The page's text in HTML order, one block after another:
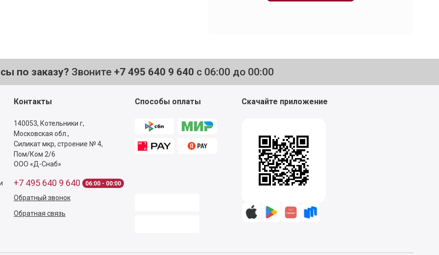
по заказу? Звоните +7 495 640 9 640 с 06:00 до 00:00
Контакты
140053, Котельники г,
Московская обл.,
Силикат мкр, строение № 4,
Пом/Ком 2/6
ООО «Д-Снаб»
+7 495 640 9 640 06:00 - 00:00
Обратный звонок
Обратная связь
Способы оплаты Скачайте приложение